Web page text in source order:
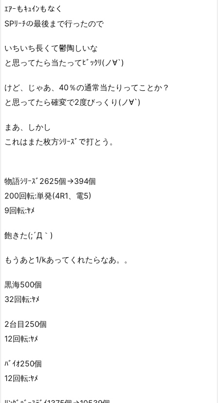
ｴｱｰもｷｭｲﾝもなく
SPﾘｰﾁの最後まで行ったので
いちいち長くて鬱陶しいな
と思ってたら当たってﾋﾞｯｸﾘ(ノ∀`)
けど、じゃあ、40％の通常当たりってことか？
と思ってたら確変で2度びっくり(ノ∀`)
まあ、しかし
これはまた枚方ｼﾘｰｽﾞで打とう。
物語ｼﾘｰｽﾞ2625個→394個
200回転:単発(4R1、電5)
9回転:ﾔﾒ
飽きた(;´Д｀)
もうあと1/kあってくれたらなあ。。
黒海500個
32回転:ﾔﾒ
2台目250個
12回転:ﾔﾒ
ﾊﾞｲｵ250個
12回転:ﾔﾒ